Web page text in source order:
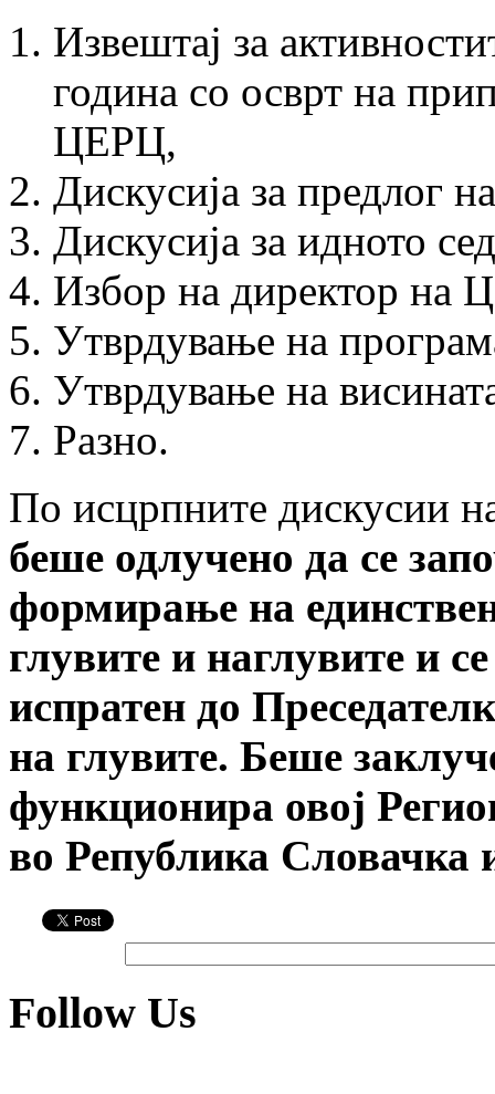
Извештај за
година со осврт на
ЦЕРЦ,
Дискусија за предлог
Дискусија за идното
Избор на директор на
Утврдување на
Утврдување на
Разно.
По исцрпните дискусии
беше одлу­чено да се
формирање на
глувите и наглувите и
испратен до
на глувите. Беше
функционира овој
во Република
Follow Us